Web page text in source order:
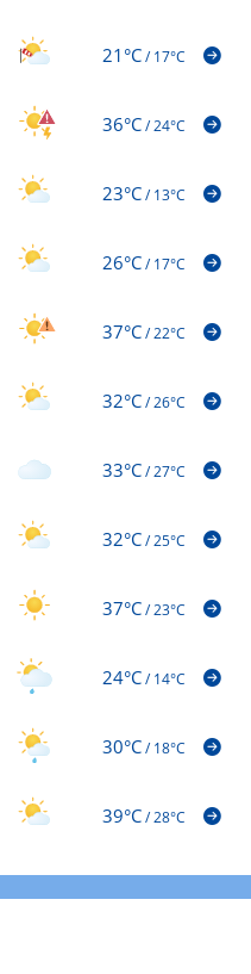
21°C/17°C
36°C/24°C
23°C/13°C
26°C/17°C
37°C/22°C
32°C/26°C
33°C/27°C
32°C/25°C
37°C/23°C
24°C/14°C
30°C/18°C
39°C/28°C